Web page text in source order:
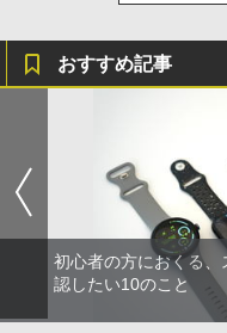
おすすめ記事
初心者の方におくる
認したい10のこと